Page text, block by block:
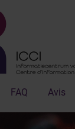
FAQ Avis